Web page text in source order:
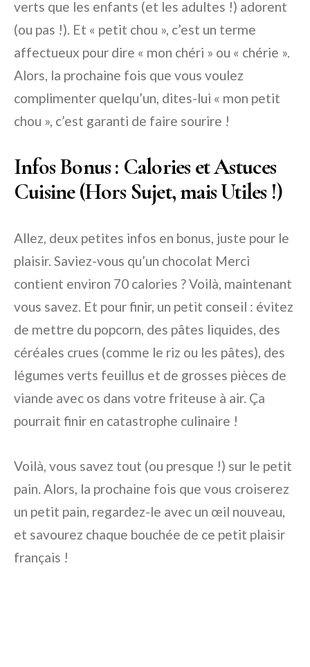
verts que les enfants (et les adultes !) adorent
(ou pas !). Et « petit chou », c’est un terme
affectueux pour dire « mon chéri » ou « chérie ».
Alors, la prochaine fois que vous voulez
complimenter quelqu’un, dites-lui « mon petit
chou », c’est garanti de faire sourire !
Infos Bonus : Calories et Astuces
Cuisine (Hors Sujet, mais Utiles !)
Allez, deux petites infos en bonus, juste pour le
plaisir. Saviez-vous qu’un chocolat Merci
contient environ 70 calories ? Voilà, maintenant
vous savez. Et pour finir, un petit conseil : évitez
de mettre du popcorn, des pâtes liquides, des
céréales crues (comme le riz ou les pâtes), des
légumes verts feuillus et de grosses pièces de
viande avec os dans votre friteuse à air. Ça
pourrait finir en catastrophe culinaire !
Voilà, vous savez tout (ou presque !) sur le petit
pain. Alors, la prochaine fois que vous croiserez
un petit pain, regardez-le avec un œil nouveau,
et savourez chaque bouchée de ce petit plaisir
français !